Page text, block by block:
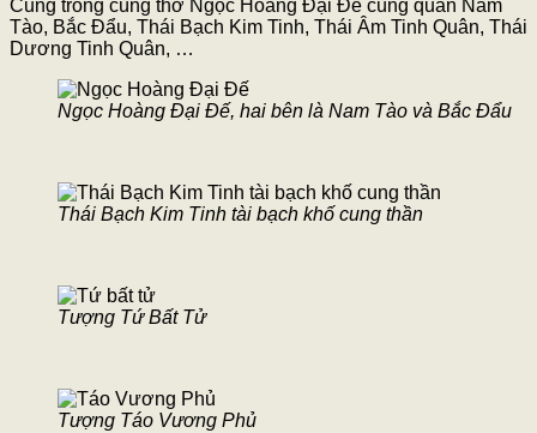
Cung trong cùng thờ Ngọc Hoàng Đại Đế cùng quan Nam
Tào, Bắc Đẩu, Thái Bạch Kim Tinh, Thái Âm Tinh Quân, Thái
Dương Tinh Quân, …
Ngọc Hoàng Đại Đế, hai bên là Nam Tào và Bắc Đẩu
Thái Bạch Kim Tinh tài bạch khố cung thần
Tượng Tứ Bất Tử
Tượng Táo Vương Phủ